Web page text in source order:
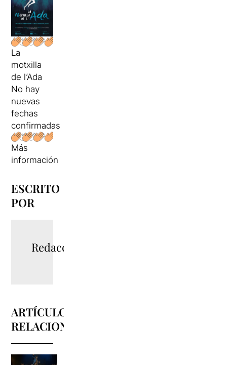
La
motxilla
de l’Ada
No hay
nuevas
fechas
confirmadas
Más
información
ESCRITO
POR
Redacció
ARTÍCULOS
RELACIONADOS